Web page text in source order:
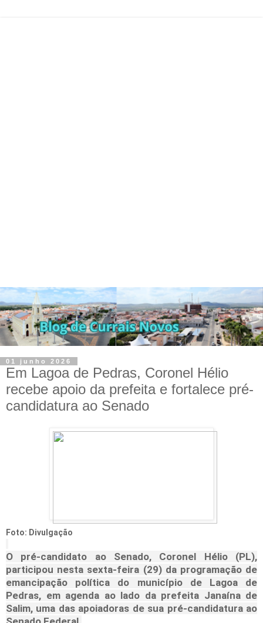
01 junho 2026
Em Lagoa de Pedras, Coronel Hélio
recebe apoio da prefeita e fortalece pré-
candidatura ao Senado
Foto: Divulgação
O pré-candidato ao Senado, Coronel Hélio (PL),
participou nesta sexta-feira (29) da programação de
emancipação política do município de Lagoa de
Pedras, em agenda ao lado da prefeita Janaína de
Salim, uma das apoiadoras de sua pré-candidatura ao